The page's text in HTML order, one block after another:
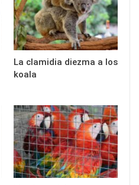
La clamidia diezma a los
koala